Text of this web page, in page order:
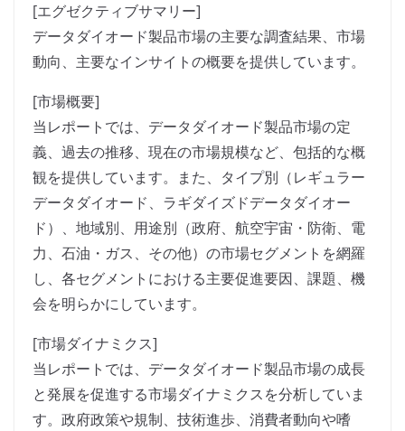
[エグゼクティブサマリー]
データダイオード製品市場の主要な調査結果、市場
動向、主要なインサイトの概要を提供しています。
[市場概要]
当レポートでは、データダイオード製品市場の定
義、過去の推移、現在の市場規模など、包括的な概
観を提供しています。また、タイプ別（レギュラー
データダイオード、ラギダイズドデータダイオー
ド）、地域別、用途別（政府、航空宇宙・防衛、電
力、石油・ガス、その他）の市場セグメントを網羅
し、各セグメントにおける主要促進要因、課題、機
会を明らかにしています。
[市場ダイナミクス]
当レポートでは、データダイオード製品市場の成長
と発展を促進する市場ダイナミクスを分析していま
す。政府政策や規制、技術進歩、消費者動向や嗜